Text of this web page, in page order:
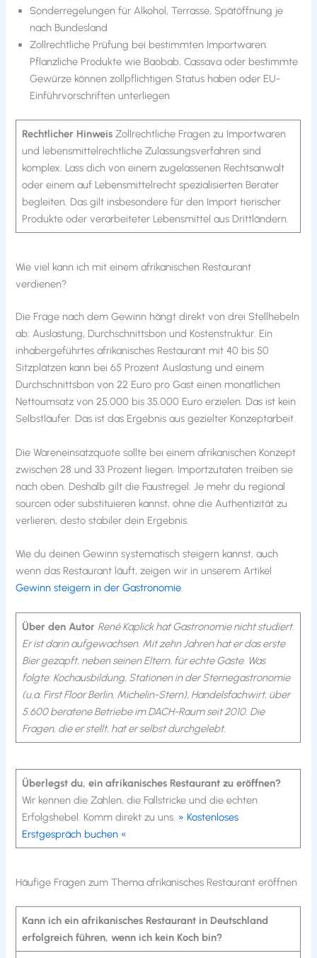
Sonderregelungen für Alkohol, Terrasse, Spätöffnung je
nach Bundesland
Zollrechtliche Prüfung bei bestimmten Importwaren:
Pflanzliche Produkte wie Baobab, Cassava oder bestimmte
Gewürze können zollpflichtigen Status haben oder EU-
Einführvorschriften unterliegen
Rechtlicher HinweisZollrechtliche Fragen zu Importwaren
und lebensmittelrechtliche Zulassungsverfahren sind
komplex. Lass dich von einem zugelassenen Rechtsanwalt
oder einem auf Lebensmittelrecht spezialisierten Berater
begleiten. Das gilt insbesondere für den Import tierischer
Produkte oder verarbeiteter Lebensmittel aus Drittländern.
Wie viel kann ich mit einem afrikanischen Restaurant
verdienen?
Die Frage nach dem Gewinn hängt direkt von drei Stellhebeln
ab: Auslastung, Durchschnittsbon und Kostenstruktur. Ein
inhabergeführtes afrikanisches Restaurant mit 40 bis 50
Sitzplätzen kann bei 65 Prozent Auslastung und einem
Durchschnittsbon von 22 Euro pro Gast einen monatlichen
Nettoumsatz von 25.000 bis 35.000 Euro erzielen. Das ist kein
Selbstläufer. Das ist das Ergebnis aus gezielter Konzeptarbeit.
Die Wareneinsatzquote sollte bei einem afrikanischen Konzept
zwischen 28 und 33 Prozent liegen. Importzutaten treiben sie
nach oben. Deshalb gilt die Faustregel: Je mehr du regional
sourcen oder substituieren kannst, ohne die Authentizität zu
verlieren, desto stabiler dein Ergebnis.
Wie du deinen Gewinn systematisch steigern kannst, auch
wenn das Restaurant läuft, zeigen wir in unserem Artikel
Gewinn steigern in der Gastronomie.
Über den Autor René Kaplick hat Gastronomie nicht studiert.
Er ist darin aufgewachsen. Mit zehn Jahren hat er das erste
Bier gezapft, neben seinen Eltern, für echte Gäste. Was
folgte: Kochausbildung, Stationen in der Sternegastronomie
(u.a. First Floor Berlin, Michelin-Stern), Handelsfachwirt, über
5.600 beratene Betriebe im DACH-Raum seit 2010. Die
Fragen, die er stellt, hat er selbst durchgelebt.
Überlegst du, ein afrikanisches Restaurant zu eröffnen?
Wir kennen die Zahlen, die Fallstricke und die echten
Erfolgshebel. Komm direkt zu uns. » Kostenloses
Erstgespräch buchen «
Häufige Fragen zum Thema afrikanisches Restaurant eröffnen
Kann ich ein afrikanisches Restaurant in Deutschland
erfolgreich führen, wenn ich kein Koch bin?